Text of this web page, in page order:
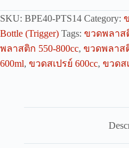
SKU: BPE40-PTS14 Category:
Bottle (Trigger) Tags: ขวดพลาส
พลาสติก 550-800cc, ขวดพลาส
600ml, ขวดสเปรย์ 600cc, ขวดส